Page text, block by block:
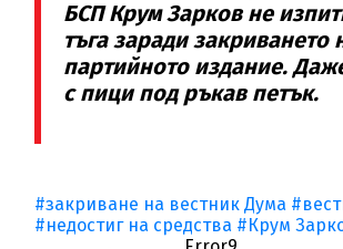
БСП Крум Зарков не
тъга заради закриването
партийното издание.
с пици под ръкав петък.
#закриване на вестник Дума
#недостиг на средства #Крум